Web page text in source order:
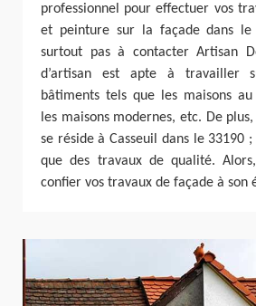
professionnel pour effectuer vos
et peinture sur la façade dans le
surtout pas à contacter Artisan
d’artisan est apte à travailler
bâtiments tels que les maisons
les maisons modernes, etc. De
se réside à Casseuil dans le 33190
que des travaux de qualité.
confier vos travaux de façade à son